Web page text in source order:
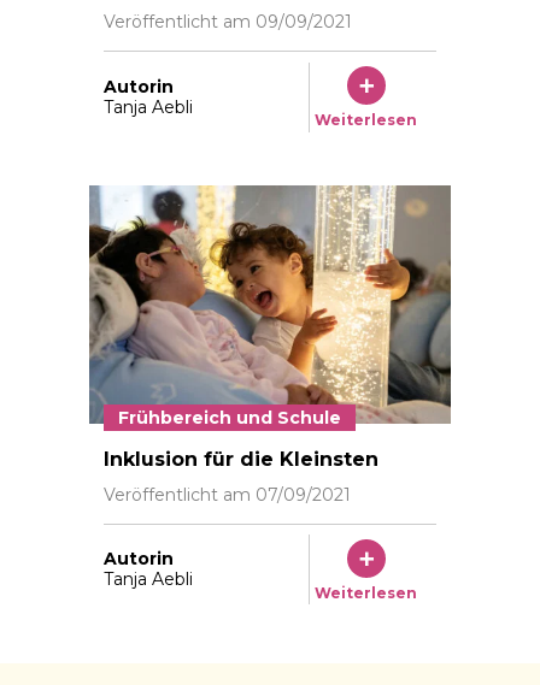
Veröffentlicht am 09/09/2021
Autorin
Tanja Aebli
Weiterlesen
Auch Kinder mit ganz seltenen Erkrankungen
Frühbereich und Schule
Inklusion für die Kleinsten
Veröffentlicht am 07/09/2021
Autorin
Tanja Aebli
Weiterlesen